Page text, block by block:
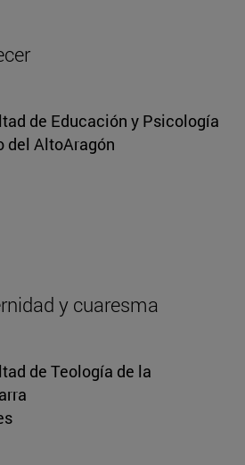
de Educación y Psicología
del AltoAragón
y cuaresma
de Teología de la